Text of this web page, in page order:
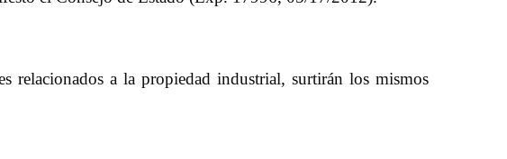
relacionados a la propiedad industrial, surtirán los mismos